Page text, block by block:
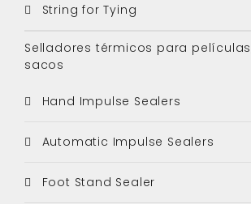
String for Tying
Selladores térmicos para
sacos
Hand Impulse Sealers
Automatic Impulse Sealers
Foot Stand Sealer